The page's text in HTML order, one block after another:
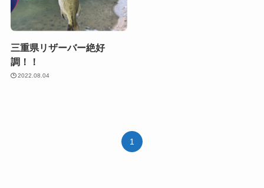
三重県リザーバー絶好
調！！
2022.08.04
1